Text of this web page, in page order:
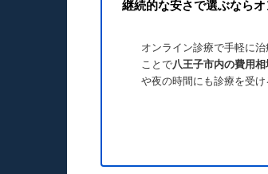
継続的な安さで選ぶなら
オンライン診療で手軽に
ことで八王子市内の費用
や夜の時間にも診療を受け